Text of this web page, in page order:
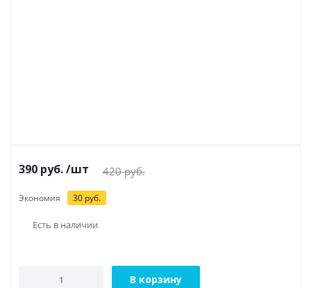
390 руб./шт 420руб.
Экономия 30 руб.
Есть в наличии
В корзину